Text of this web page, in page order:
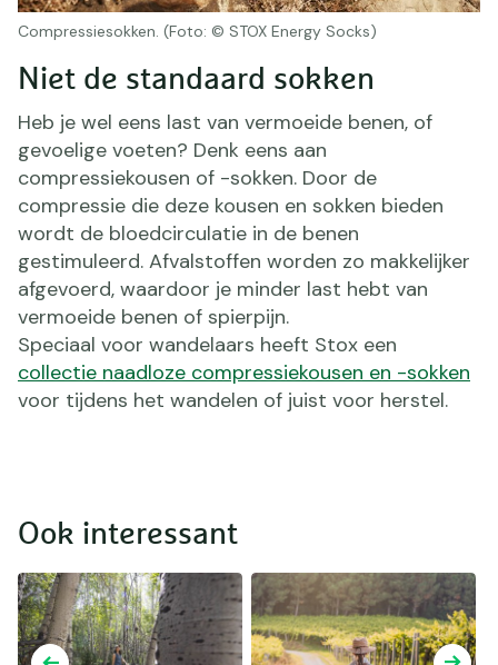
Compressiesokken. (Foto: © STOX Energy Socks)
Niet de standaard sokken
Heb je wel eens last van vermoeide benen, of
gevoelige voeten? Denk eens aan
compressiekousen of -sokken. Door de
compressie die deze kousen en sokken bieden
wordt de bloedcirculatie in de benen
gestimuleerd. Afvalstoffen worden zo makkelijker
afgevoerd, waardoor je minder last hebt van
vermoeide benen of spierpijn.
Speciaal voor wandelaars heeft Stox een
collectie naadloze compressiekousen en -sokken
voor tijdens het wandelen of juist voor herstel.
Ook interessant